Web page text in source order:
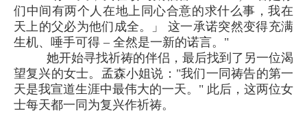
们中间有两个人在地上同心合意的求什么事，我在
天上的父必为他们成全。」 这一承诺突然变得充满
生机、唾手可得 – 全然是一新的诺言。"
她开始寻找祈祷的伴侣，最后找到了另一位渴
望复兴的女士。孟森小姐说："我们一同祷告的第一
天是我宣道生涯中最伟大的一天。" 此后，这两位女
士每天都一同为复兴作祈祷。